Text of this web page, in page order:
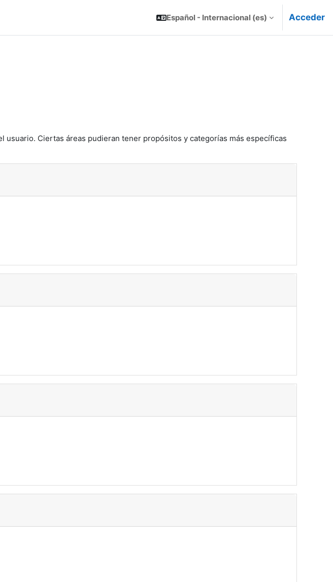
Español - Internacional ‎(es)‎ Acceder
Ciertas áreas pudieran tener propósitos y categorías más específicas